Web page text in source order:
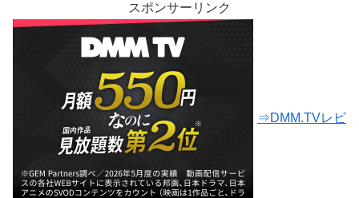
スポンサーリンク
⇒DMM.TVレビ